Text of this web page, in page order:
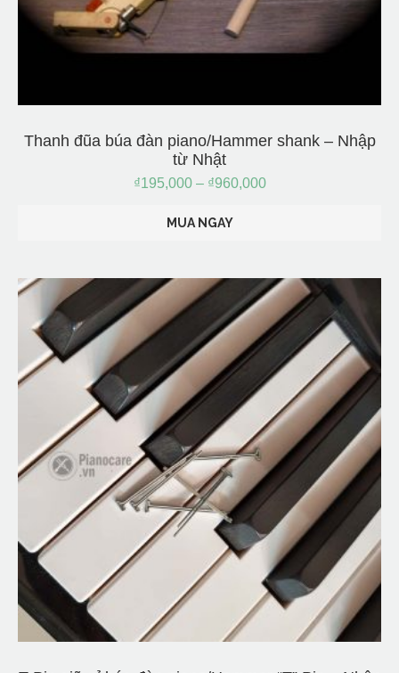
Thanh đũa búa đàn piano/Hammer shank – Nhập
từ Nhật
₫195,000– ₫960,000
MUA NGAY